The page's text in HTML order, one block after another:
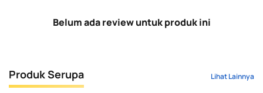
Belum ada review untuk produk ini
Produk Serupa Lihat Lainnya